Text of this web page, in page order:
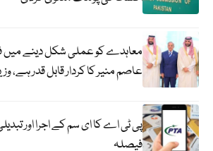
معاہدے کو عملی شکل دینے میں
عاصم منیر کا کردار قابل قدر ہے،
پی ٹی اے کا ای سم کے اجرا اور
فیصلہ